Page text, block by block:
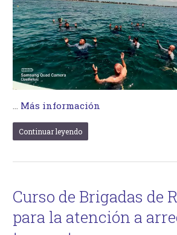
Más información
Continuar leyendo
Curso de Brigadas de
para la atención a